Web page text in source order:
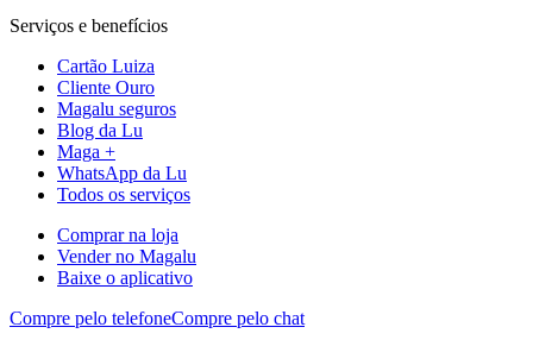
Serviços e benefícios
Cartão Luiza
Cliente Ouro
Magalu seguros
Blog da Lu
Maga +
WhatsApp da Lu
Todos os serviços
Comprar na loja
Vender no Magalu
Baixe o aplicativo
Compre pelo telefoneCompre pelo chat